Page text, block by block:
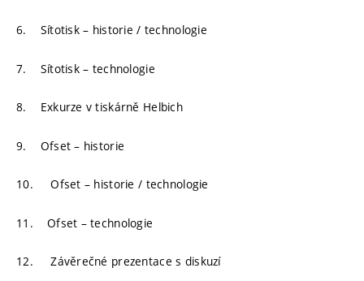
6. Sítotisk – historie / technologie
7. Sítotisk – technologie
8. Exkurze v tiskárně Helbich
9. Ofset – historie
10. Ofset – historie / technologie
11. Ofset – technologie
12. Závěrečné prezentace s diskuzí